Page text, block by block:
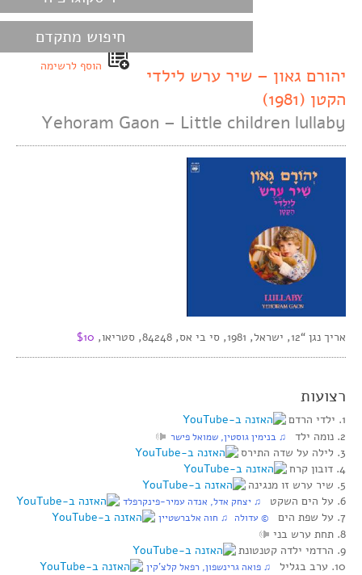
חיפוש מתקדם
הוסף לרשימה
יהורם גאון – שיר ערש לילדי
הקטן (1981)
Yehoram Gaon – Little children lullaby
אריך נגן “12, ישראל, 1981, סי בי אס, 84248, סטריאו, $10
רצועות
1. ילדי הרדם
2. נומה ילד
♫ בנימין גוסטין, שמואל פישר
3. לילה על שדה התירס
4. דובון קרח
5. שיר ערש זו מנגינה
6. על הים השקט
♫ יצחק אדל, אנדה עמיר-פינקרפלד
7. על שפת הים © עדולה ♫ חוה אלברשטיין
8. תחת ערש בני
9. הרדמי ילדה קטנטונת
10. ערב בגליל
♫ פואה גרינשפון, רפאל קלצ’קין